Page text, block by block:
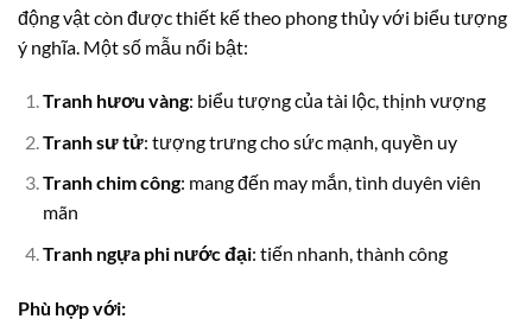
động vật còn được thiết kế theo phong thủy với biểu tượng
ý nghĩa. Một số mẫu nổi bật:
Tranh hươu vàng: biểu tượng của tài lộc, thịnh vượng
Tranh sư tử: tượng trưng cho sức mạnh, quyền uy
Tranh chim công: mang đến may mắn, tình duyên viên
mãn
Tranh ngựa phi nước đại: tiến nhanh, thành công
Phù hợp với: